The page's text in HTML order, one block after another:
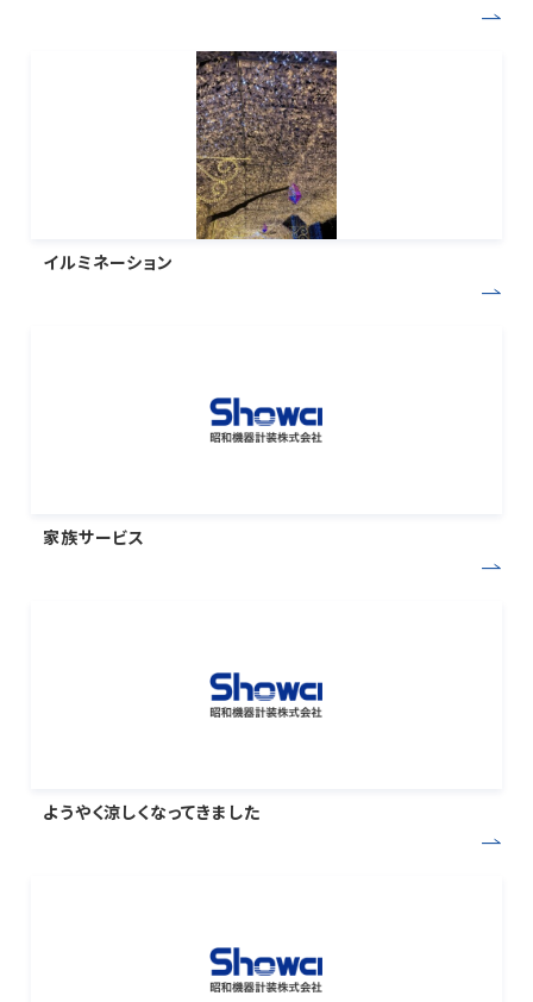
イルミネーション
家族サービス
ようやく涼しくなってきました